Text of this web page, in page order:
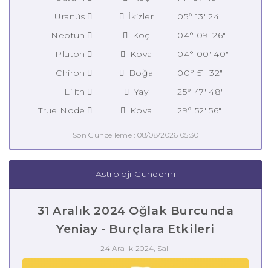
Uranüs
İkizler
05° 13' 24"
Neptün
Koç
04° 09' 26"
Plüton
Kova
04° 00' 40"
Chiron
Boğa
00° 51' 32"
Lilith
Yay
25° 47' 48"
True Node
Kova 29° 52' 56"
Son Güncelleme : 08/08/2026 05:30
Astroloji Gündemi
31 Aralık 2024 Oğlak Burcunda
Yeniay - Burçlara Etkileri
24 Aralık 2024, Salı